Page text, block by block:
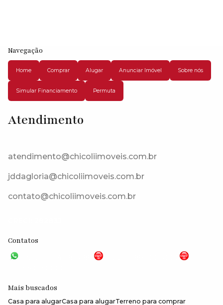
Navegação
Home Comprar Alugar Anunciar Imóvel Sobre nós
Simular Financiamento Permuta
Atendimento
atendimento@chicoliimoveis.com.br
jddagloria@chicoliimoveis.com.br
contato@chicoliimoveis.com.br
Contatos
Mais buscados
Casa para alugarCasa para alugarTerreno para comprar